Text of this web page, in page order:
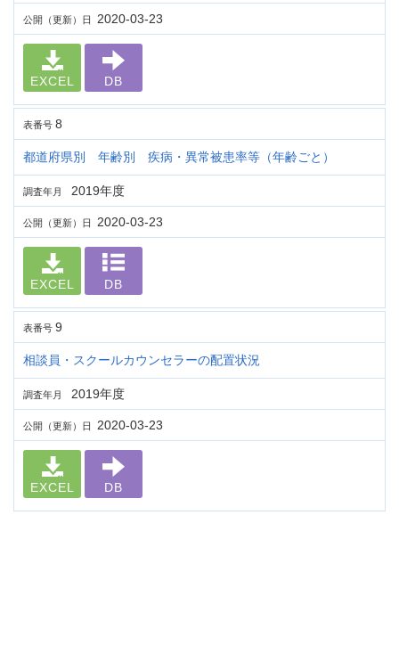
公開（更新）日 2020-03-23
EXCEL DB
表番号 8
都道府県別 年齢別 疾病・異常被患率等（年齢ごと）
調査年月 2019年度
公開（更新）日 2020-03-23
EXCEL DB
表番号 9
相談員・スクールカウンセラーの配置状況
調査年月 2019年度
公開（更新）日 2020-03-23
EXCEL DB